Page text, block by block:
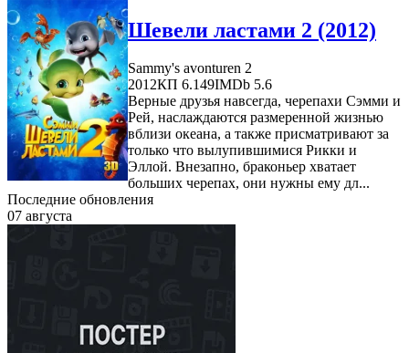
Шевели ластами 2 (2012)
Sammy's avonturen 2
2012КП 6.149IMDb 5.6
Верные друзья навсегда, черепахи Сэмми и
Рей, наслаждаются размеренной жизнью
вблизи океана, а также присматривают за
только что вылупившимися Рикки и
Эллой. Внезапно, браконьер хватает
больших черепах, они нужны ему дл...
Последние обновления
07 августа